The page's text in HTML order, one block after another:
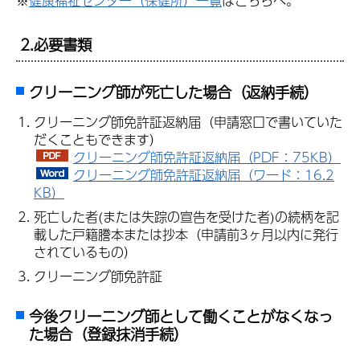
2.必要書類
クリーニング師が死亡した場合（返納手続）
クリーニング師免許証返納届（申請窓口で書いていた
だくこともできます）
クリーニング師免許証返納届（PDF：75KB）
クリーニング師免許証返納届（ワード：16.2
KB）
死亡した者(または失踪の宣告を受けた者)の続柄を記
載した戸籍謄本または抄本（申請前3ヶ月以内に発行
されているもの）
クリーニング師免許証
今後クリーニング師として働くことがなくなっ
た場合（登録抹消手続）